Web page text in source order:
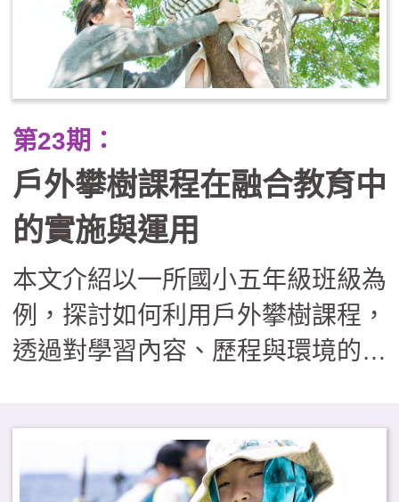
第23期：
戶外攀樹課程在融合教育中
的實施與運用
本文介紹以一所國小五年級班級為
例，探討如何利用戶外攀樹課程，
透過對學習內容、歷程與環境的適
共同參與。文中也分享了如何透過
課程調整與設計，落實多元包容價
值，為戶外教育轉化為融合教育實